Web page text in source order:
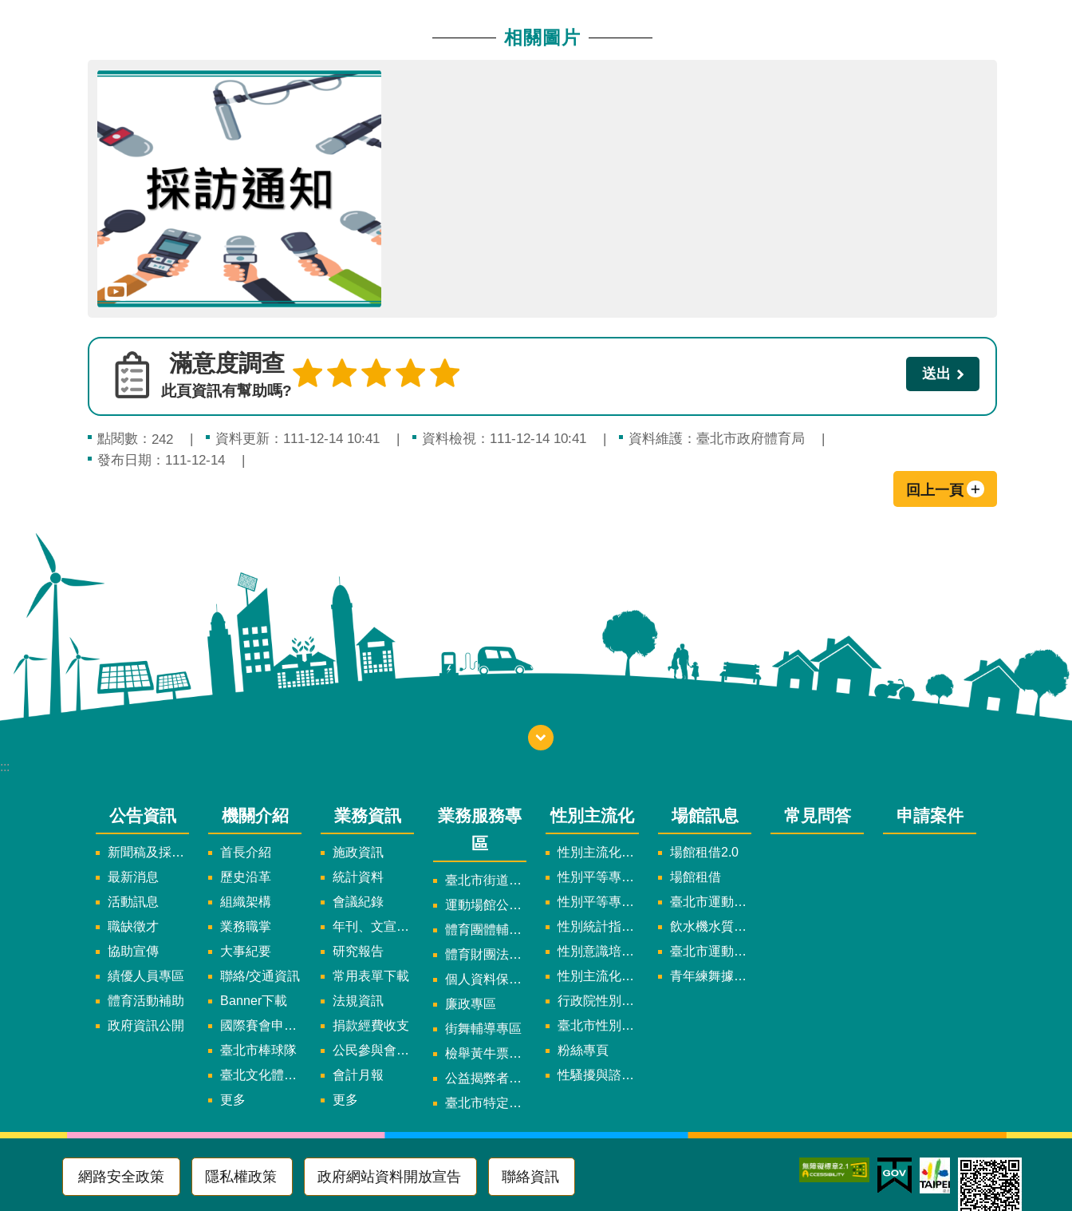
相關圖片
滿意度調查
此頁資訊有幫助嗎?
點閱數： 242 資料更新：111-12-14 10:41 資料檢視：111-12-14 10:41
資料維護：臺北市政府體育局
發布日期：111-12-14
回上一頁
:::
公告資訊
新聞稿及採訪通知
最新消息
活動訊息
職缺徵才
協助宣傳
績優人員專區
體育活動補助
政府資訊公開
機關介紹
首長介紹
歷史沿革
組織架構
業務職掌
大事紀要
聯絡/交通資訊
Banner下載
國際賽會申辦暨籌辦小組
臺北市棒球隊
臺北文化體育園區
更多
業務資訊
施政資訊
統計資料
會議紀錄
年刊、文宣及出版品
研究報告
常用表單下載
法規資訊
捐款經費收支
公民參與會議資訊
會計月報
更多
業務服務專
區
臺北市街道遊戲申請專區
運動場館公司設立輔導專區
體育團體輔導訪視
體育財團法人/公益信託專區
個人資料保護專區
廉政專區
街舞輔導專區
檢舉黃牛票專區
公益揭弊者保護法專區
臺北市特定族群體適能指導證照參考名單申請認可計畫
性別主流化
性別主流化實施計畫暨細部計畫
性別平等專案小組委員名單
性別平等專案小組會議紀錄
性別統計指標及項目
性別意識培力、統計分析案、影響評估案
性別主流化年度成果報告
行政院性別平等會
臺北市性別平等辦公室
粉絲專頁
性騷擾與諮詢專區
場館訊息
場館租借2.0
場館租借
臺北市運動中心
飲水機水質檢驗報告
臺北市運動中心預約系統
青年練舞據點地圖
常見問答 申請案件
網路安全政策 隱私權政策 政府網站資料開放宣告 聯絡資訊